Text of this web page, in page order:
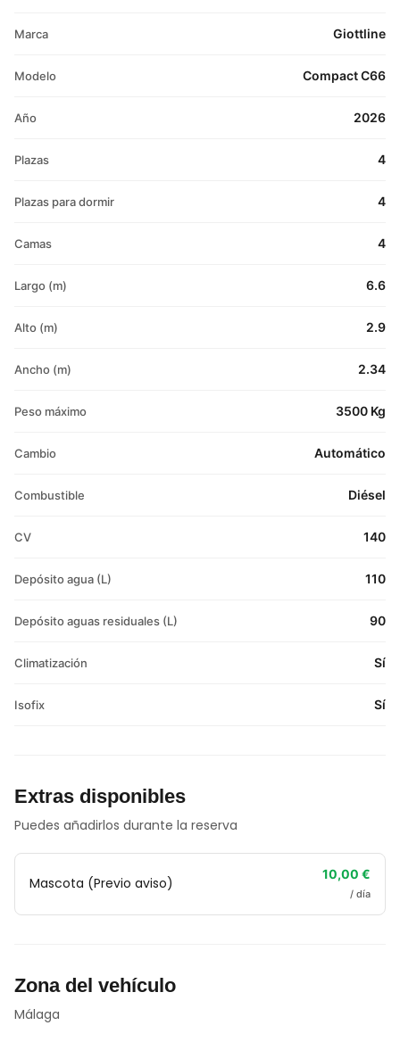
Marca Giottline
Modelo Compact C66
Año 2026
Plazas 4
Plazas para dormir 4
Camas 4
Largo (m) 6.6
Alto (m) 2.9
Ancho (m) 2.34
Peso máximo 3500 Kg
Cambio Automático
Combustible Diésel
CV 140
Depósito agua (L) 110
Depósito aguas residuales (L) 90
Climatización Sí
Isofix Sí
Extras disponibles
Puedes añadirlos durante la reserva
Mascota (Previo aviso)
10,00 €
/ día
Zona del vehículo
Málaga